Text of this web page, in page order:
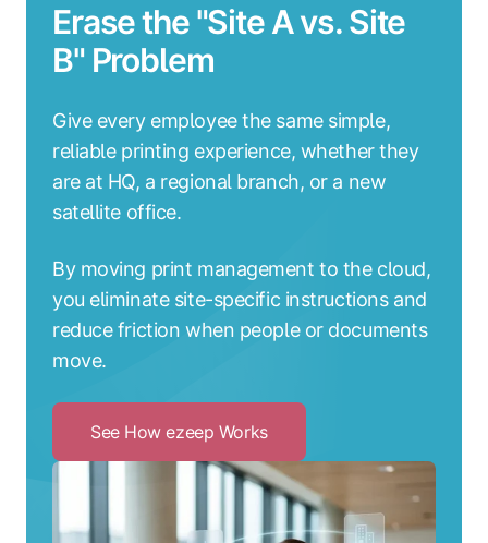
Erase the "Site A vs. Site
B" Problem
Give every employee the same simple,
reliable printing experience, whether they
are at HQ, a regional branch, or a new
satellite office.
By moving print management to the cloud,
you eliminate site-specific instructions and
reduce friction when people or documents
move.
See How ezeep WorksClick
to
See
How
ezeep